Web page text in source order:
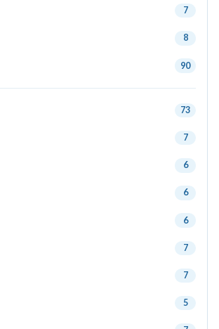
7
8
90
73
7
6
6
6
7
7
5